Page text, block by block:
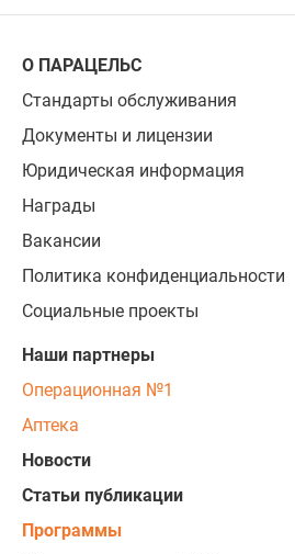
О ПАРАЦЕЛЬС
Стандарты обслуживания
Документы и лицензии
Юридическая информация
Награды
Вакансии
Политика конфиденциальности
Социальные проекты
Наши партнеры
Операционная №1
Аптека
Новости
Статьи публикации
Программы